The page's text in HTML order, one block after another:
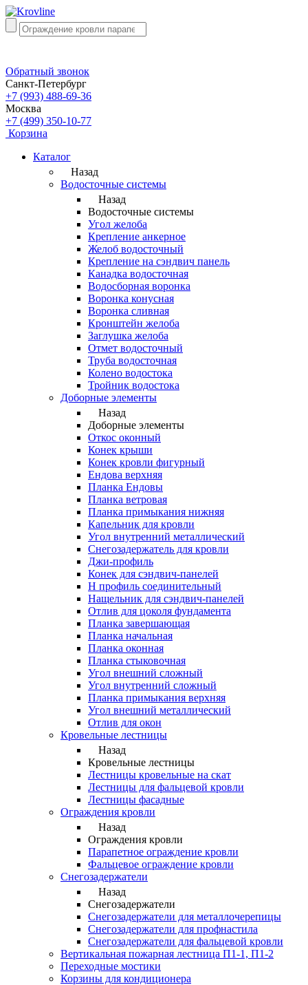
Обратный звонок
Санкт-Петербург
+7 (993) 488-69-36
Москва
+7 (499) 350-10-77
Корзина
Каталог
Назад
Водосточные системы
Назад
Водосточные системы
Угол желоба
Крепление анкерное
Желоб водосточный
Крепление на сэндвич панель
Канадка водосточная
Водосборная воронка
Воронка конусная
Воронка сливная
Кронштейн желоба
Заглушка желоба
Отмет водосточный
Труба водосточная
Колено водостока
Тройник водостока
Доборные элементы
Назад
Доборные элементы
Откос оконный
Конек крыши
Конек кровли фигурный
Ендова верхняя
Планка Ендовы
Планка ветровая
Планка примыкания нижняя
Капельник для кровли
Угол внутренний металлический
Снегозадержатель для кровли
Джи-профиль
Конек для сэндвич-панелей
Н профиль соединительный
Нащельник для сэндвич-панелей
Отлив для цоколя фундамента
Планка завершающая
Планка начальная
Планка оконная
Планка стыковочная
Угол внешний сложный
Угол внутренний сложный
Планка примыкания верхняя
Угол внешний металлический
Отлив для окон
Кровельные лестницы
Назад
Кровельные лестницы
Лестницы кровельные на скат
Лестницы для фальцевой кровли
Лестницы фасадные
Ограждения кровли
Назад
Ограждения кровли
Парапетное ограждение кровли
Фальцевое ограждение кровли
Снегозадержатели
Назад
Снегозадержатели
Снегозадержатели для металлочерепицы
Снегозадержатели для профнастила
Снегозадержатели для фальцевой кровли
Вертикальная пожарная лестница П1-1, П1-2
Переходные мостики
Корзины для кондиционера